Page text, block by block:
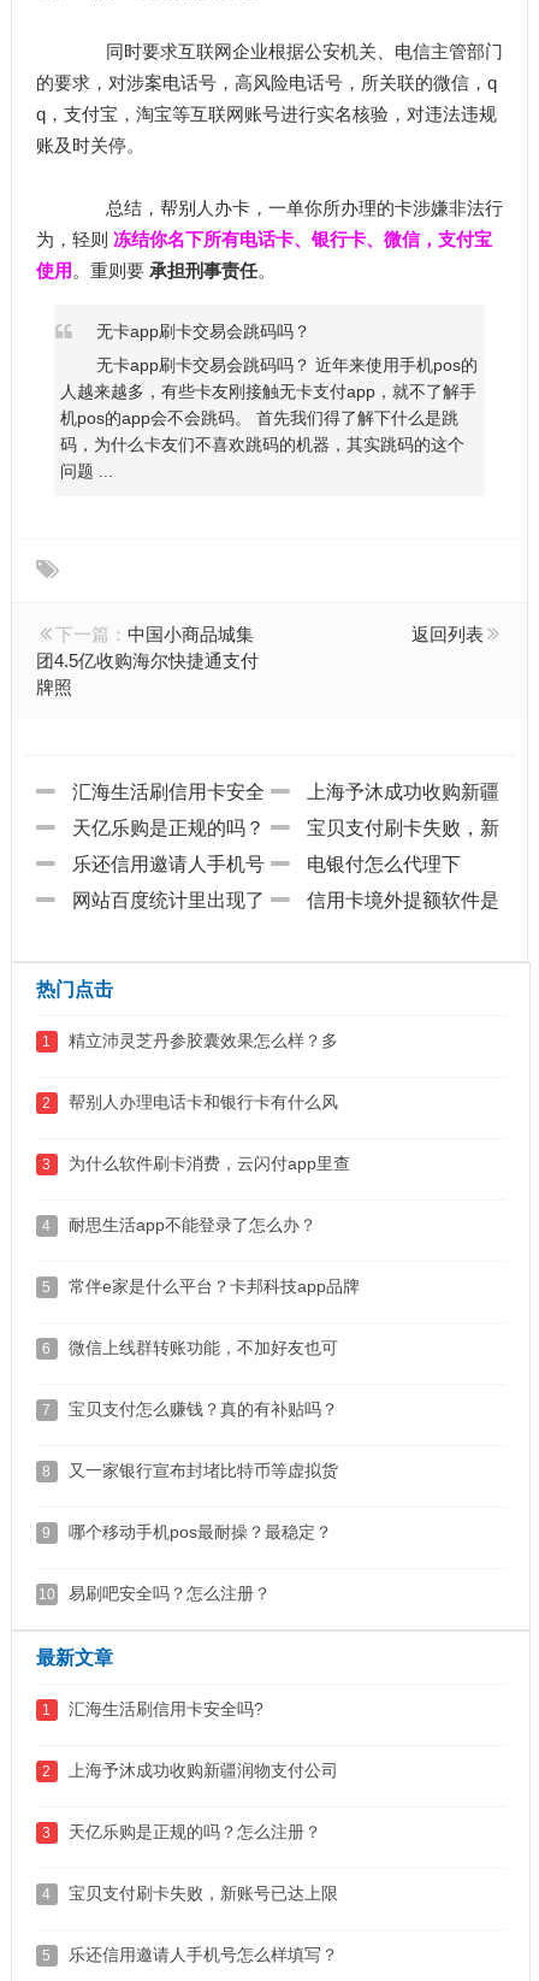
同时要求互联网企业根据公安机关、电信主管部门
的要求，对涉案电话号，高风险电话号，所关联的微信，q
q，支付宝，淘宝等互联网账号进行实名核验，对违法违规
账及时关停。
总结，帮别人办卡，一单你所办理的卡涉嫌非法行
为，轻则 冻结你名下所有电话卡、银行卡、微信，支付宝
使用 。重则要 承担刑事责任。
无卡app刷卡交易会跳码吗？
无卡app刷卡交易会跳码吗？ 近年来使用手机pos的
人越来越多，有些卡友刚接触无卡支付app，就不了解手
机pos的app会不会跳码。 首先我们得了解下什么是跳
码，为什么卡友们不喜欢跳码的机器，其实跳码的这个
问题 ...
下一篇： 中国小商品城集
团4.5亿收购海尔快捷通支付
牌照
返回列表
汇海生活刷信用卡安全
吗?
上海予沐成功收购新疆
润物支付公司
天亿乐购是正规的吗？
怎么注册？
宝贝支付刷卡失败，新
账号已达上限
乐还信用邀请人手机号
怎么样填写？
电银付怎么代理下
载？
网站百度统计里出现了
信用卡境外提额软件是
热门点击
1 精立沛灵芝丹参胶囊效果怎么样？多
2 帮别人办理电话卡和银行卡有什么风
3 为什么软件刷卡消费，云闪付app里查
4 耐思生活app不能登录了怎么办？
5 常伴e家是什么平台？卡邦科技app品牌
6 微信上线群转账功能，不加好友也可
7 宝贝支付怎么赚钱？真的有补贴吗？
8 又一家银行宣布封堵比特币等虚拟货
9 哪个移动手机pos最耐操？最稳定？
10 易刷吧安全吗？怎么注册？
最新文章
1 汇海生活刷信用卡安全吗?
2 上海予沐成功收购新疆润物支付公司
3 天亿乐购是正规的吗？怎么注册？
4 宝贝支付刷卡失败，新账号已达上限
5 乐还信用邀请人手机号怎么样填写？